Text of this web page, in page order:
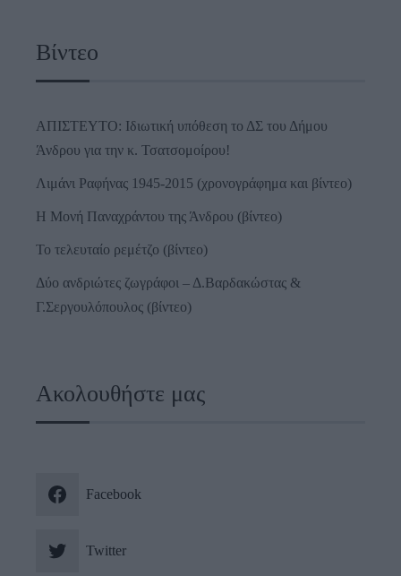
Βίντεο
ΑΠΙΣΤΕΥΤΟ: Ιδιωτική υπόθεση το ΔΣ του Δήμου
Άνδρου για την κ. Τσατσομοίρου!
Λιμάνι Ραφήνας 1945-2015 (χρονογράφημα και βίντεο)
Η Μονή Παναχράντου της Άνδρου (βίντεο)
Το τελευταίο ρεμέτζο (βίντεο)
Δύο ανδριώτες ζωγράφοι – Δ.Βαρδακώστας &
Γ.Σεργουλόπουλος (βίντεο)
Ακολουθήστε μας
Facebook
Twitter